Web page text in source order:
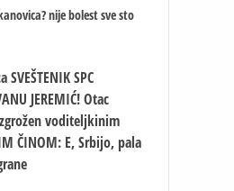
nije bolest sve sto
SVEŠTENIK SPC
JEREMIĆ! Otac
voditeljkinim
ČINOM: E, Srbijo, pala